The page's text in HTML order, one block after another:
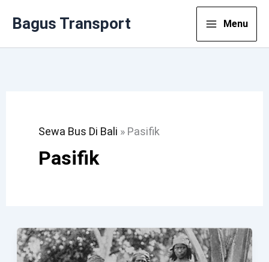
Bagus Transport Menu
Sewa Bus Di Bali » Pasifik
Pasifik